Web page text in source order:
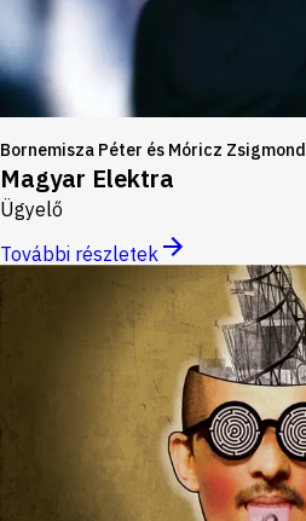
Bornemisza Péter és Móricz Zsigmond
Magyar Elektra
Ügyelő
További részletek